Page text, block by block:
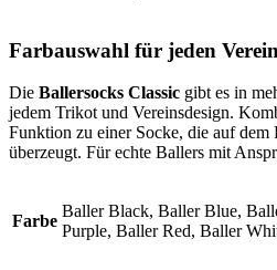
Farbauswahl für jeden
Die Ballersocks Classic gibt es in
jedem Trikot und Vereinsdesign.
Funktion zu einer Socke, die auf dem
überzeugt. Für echte Ballers mit
Farbe
Baller Black, Baller Blue,
Purple, Baller Red, Baller